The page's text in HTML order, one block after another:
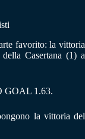
favorito: la vittoria
Casertana (1) a
GOAL 1.63.
la vittoria del